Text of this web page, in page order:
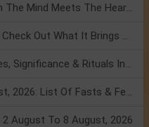
Mercury Transit In Cancer: When The Mind Meets The Heart!
Mercury Transit In Cancer 2026: Check Out What It Brings For You
Shravan Somvar Vrat 2026: Dates, Significance & Rituals In August
Weekly Horoscope 3 To 9 August, 2026: List Of Fasts & Festivals
August To 8 August, 2026